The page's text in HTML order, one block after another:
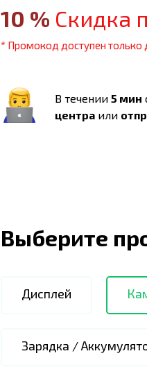
10 % Скидка
* Промокод доступен только
В течении 5 мин
центра или
Выберите
Дисплей
Зарядка /